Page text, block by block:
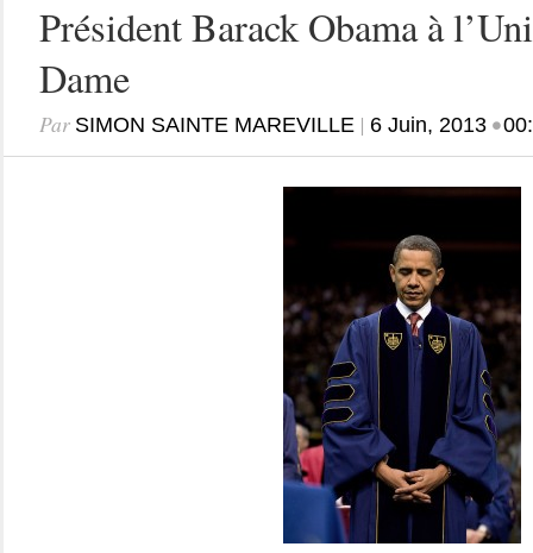
Président Barack Obama à
Dame
Par SIMON SAINTE MAREVILLE| 6 Juin, 2013•